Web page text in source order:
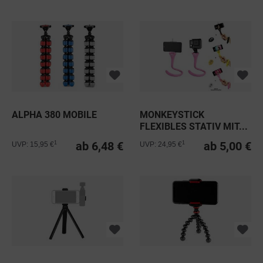
ALPHA 380 MOBILE
ab 6,48 €
UVP: 15,95 €
MONKEYSTICK
FLEXIBLES STATIV MIT...
ab 5,00 €
UVP: 24,95 €